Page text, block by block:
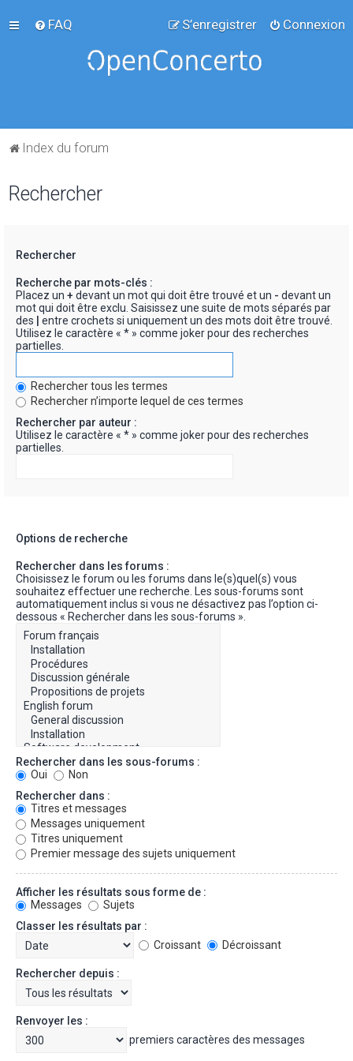
FAQ Connexion
S’enregistrer
Index du forum
Rechercher
Rechercher
Recherche par mots-clés :
Placez un + devant un mot qui doit être trouvé et un - devant un
mot qui doit être exclu. Saisissez une suite de mots séparés par
des
entre crochets si uniquement un des mots doit être trouvé.
Utilisez le caractère « * » comme joker pour des recherches
partielles.
Rechercher tous les termes
Rechercher n’importe lequel de ces termes
Rechercher par auteur :
Utilisez le caractère « * » comme joker pour des recherches
partielles.
Options de recherche
Rechercher dans les forums :
Choisissez le forum ou les forums dans le(s)quel(s) vous
souhaitez effectuer une recherche. Les sous-forums sont
automatiquement inclus si vous ne désactivez pas l’option ci-
dessous « Rechercher dans les sous-forums ».
Rechercher dans les sous-forums :
Oui
Non
Rechercher dans :
Titres et messages
Messages uniquement
Titres uniquement
Premier message des sujets uniquement
Afficher les résultats sous forme de :
Messages
Sujets
Classer les résultats par :
Croissant
Décroissant
Rechercher depuis :
Renvoyer les :
premiers caractères des messages